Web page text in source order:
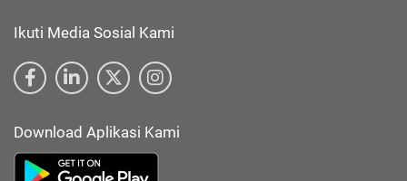
Ikuti Media Sosial Kami
Download Aplikasi Kami